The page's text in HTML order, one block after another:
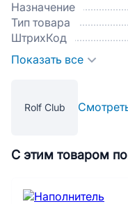
Назначение
Тип товара
ШтрихКод
Показать все
Rolf Club
С этим товаром